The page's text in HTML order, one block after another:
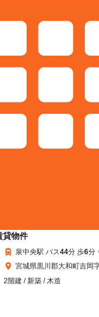
貸物件
泉中央駅 バス44分 歩6分
宮城県黒川郡大和町吉岡
2階建 / 新築 / 木造